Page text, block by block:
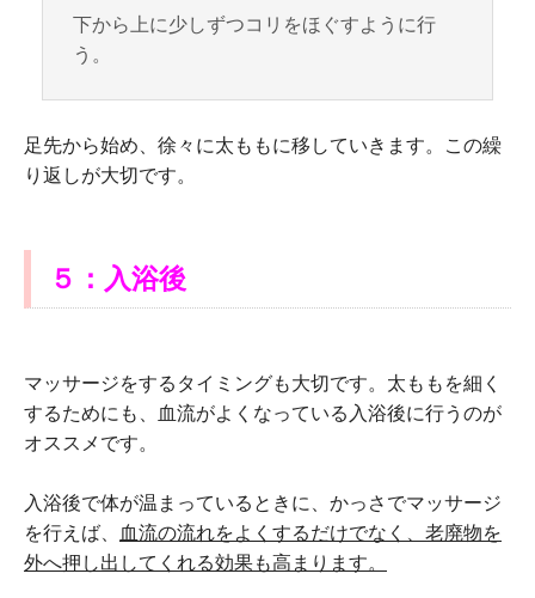
下から上に少しずつコリをほぐすように行
う。
足先から始め、徐々に太ももに移していきます。この繰
り返しが大切です。
５：入浴後
マッサージをするタイミングも大切です。太ももを細く
するためにも、血流がよくなっている入浴後に行うのが
オススメです。
入浴後で体が温まっているときに、かっさでマッサージ
を行えば、
血流の流れをよくするだけでなく、老廃物を
外へ押し出してくれる効果も高まります。